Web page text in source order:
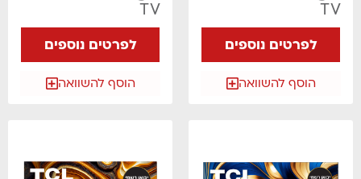
TV
לפרטים נוספים
הוסף להשוואה
TV
לפרטים נוספים
הוסף להשוואה